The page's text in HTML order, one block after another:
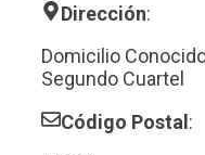
Dirección:
Domicilio
Segundo Cuartel
Código Postal: